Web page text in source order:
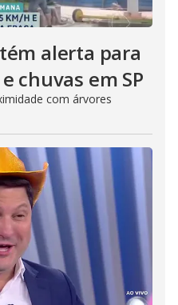
alerta para
chuvas em SP
com árvores